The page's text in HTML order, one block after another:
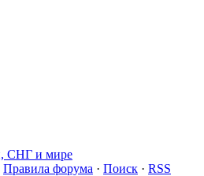
СНГ и мире
Правила форума · Поиск · RSS